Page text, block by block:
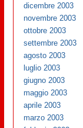
dicembre 2003
novembre 2003
ottobre 2003
settembre 2003
agosto 2003
luglio 2003
giugno 2003
maggio 2003
aprile 2003
marzo 2003